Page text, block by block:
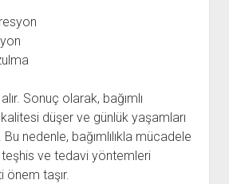
Sonuç olarak, bağımlı
düşer ve günlük yaşamları
nedenle, bağımlılıkla mücadele
ve tedavi yöntemleri
önem taşır.